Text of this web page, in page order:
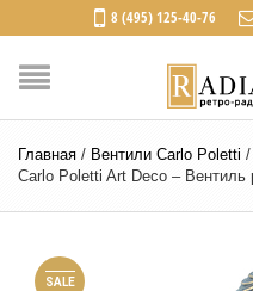
8 (495) 125-40-76
Главная / Вентили Carlo Poletti /
Carlo Poletti Art Deco – Вентиль
SALE